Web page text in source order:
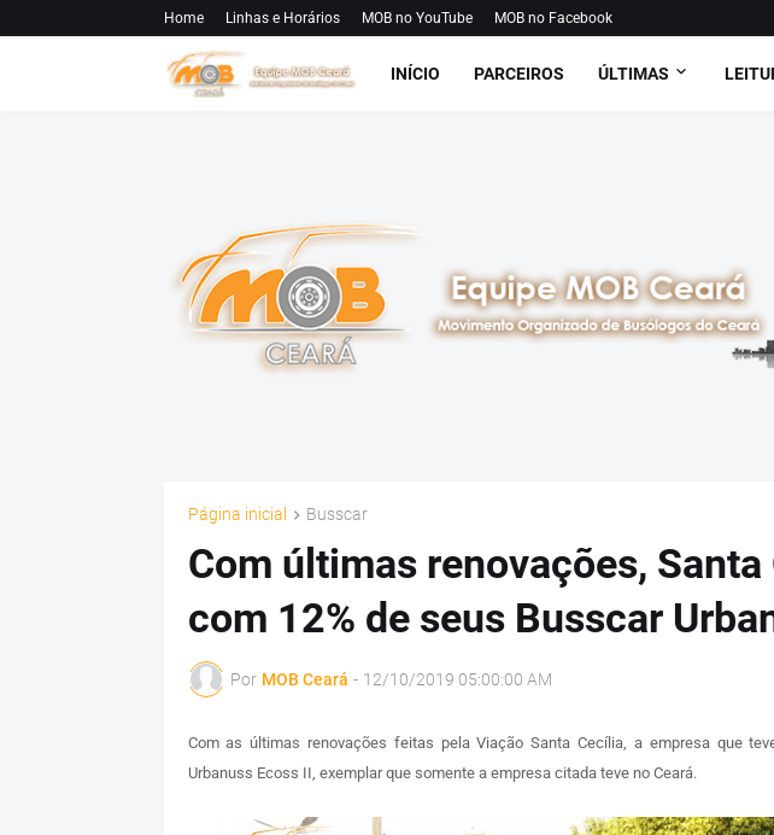
Home Linhas e Horários MOB no YouTube MOB no Facebook
INÍCIO PARCEIROS ÚLTIMAS
Página inicial Busscar
Com últimas renovações,
com 12% de seus Busscar
Por MOB Ceará - 12/10/2019 05:00:00 AM
Com as últimas renovações feitas pela Viação Santa Cecília, a empresa que
Urbanuss Ecoss II, exemplar que somente a empresa citada teve no Ceará.